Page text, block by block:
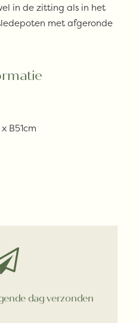
in de zitting als in het
met afgeronde
B51cm
dag verzonden